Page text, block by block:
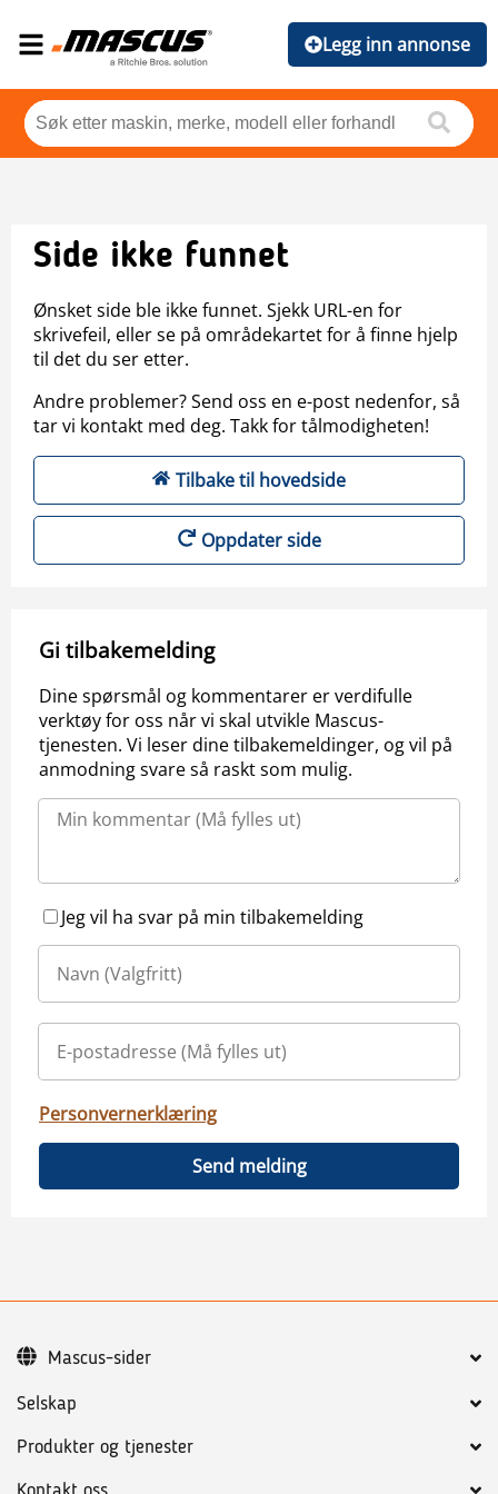
Legg inn annonse
Side ikke funnet
Ønsket side ble ikke funnet. Sjekk URL-en for
skrivefeil, eller se på områdekartet for å finne hjelp
til det du ser etter.
Andre problemer? Send oss en e-post nedenfor, så
tar vi kontakt med deg. Takk for tålmodigheten!
Tilbake til hovedside
Oppdater side
Gi tilbakemelding
Dine spørsmål og kommentarer er verdifulle
verktøy for oss når vi skal utvikle Mascus-
tjenesten. Vi leser dine tilbakemeldinger, og vil på
anmodning svare så raskt som mulig.
Jeg vil ha svar på min tilbakemelding
Personvernerklæring
Send melding
Selskap
Produkter og tjenester
Mascus-sider